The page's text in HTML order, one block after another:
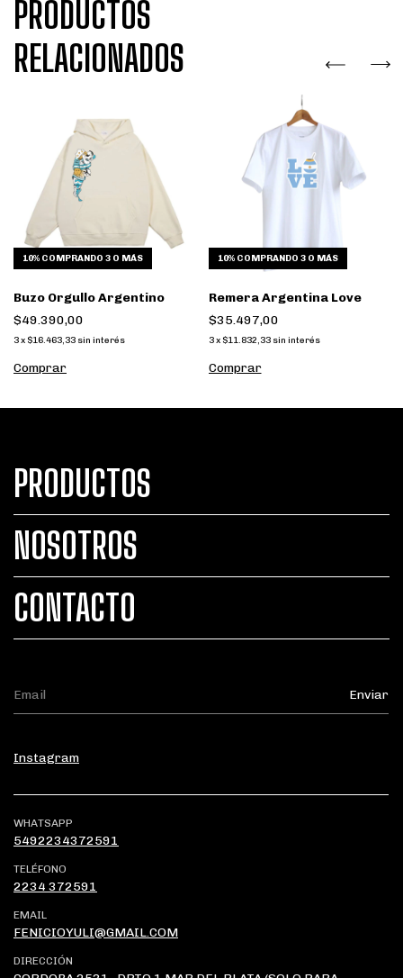
PRODUCTOS
RELACIONADOS
10% COMPRANDO 3 O MÁS
Buzo Orgullo Argentino
$49.390,00
3x $16.463,33 sin interés
Comprar
10% COMPRANDO 3 O MÁS
Remera Argentina Love
$35.497,00
3 x $11.832,33 sin interés
Comprar
PRODUCTOS
NOSOTROS
CONTACTO
Instagram
WHATSAPP
5492234372591
TELÉFONO
2234 372591
EMAIL
FENICIOYULI@GMAIL.COM
DIRECCIÓN